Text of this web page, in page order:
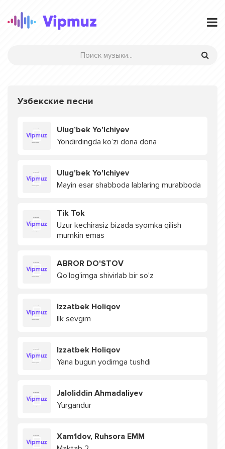
Узбекские песни
Ulugʼbek Yo'lchiyev
Yondirdingda koʼzi dona dona
Ulug'bek Yo'lchiyev
Mayin esar shabboda lablaring murabboda
Tik Tok
Uzur kechirasiz bizada syomka qilish
mumkin emas
ABROR DO'STOV
Qo'log'imga shivirlab bir so'z
Izzatbek Holiqov
Ilk sevgim
Izzatbek Holiqov
Yana bugun yodimga tushdi
Jaloliddin Ahmadaliyev
Yurgandur
Xam1dov, Ruhsora EMM